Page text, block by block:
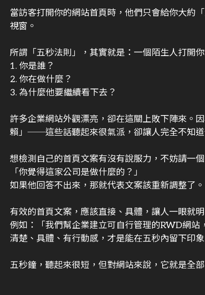
當訪客打開你的網站首頁時，他們只會給你大約
視窗。
所謂「五秒法則」，其實就是：一個陌生人打開
1. 你是誰？
2. 你在做什麼？
3. 為什麼他要繼續看下去？
許多企業網站外觀漂亮，卻在這關上敗下陣來。
賴」──這些話聽起來很氣派，卻讓人完全不知道
想檢測自己的首頁文案有沒有說服力，不妨請一
「你覺得這家公司是做什麼的？」
如果他回答不出來，那就代表文案該重新調整了。
有效的首頁文案，應該直接、具體，讓人一眼就
例如：「我們幫企業建立可自行管理的RWD網站
清楚、具體、有行動感，才是能在五秒內留下印象
五秒鐘，聽起來很短，但對網站來說，它就是全部